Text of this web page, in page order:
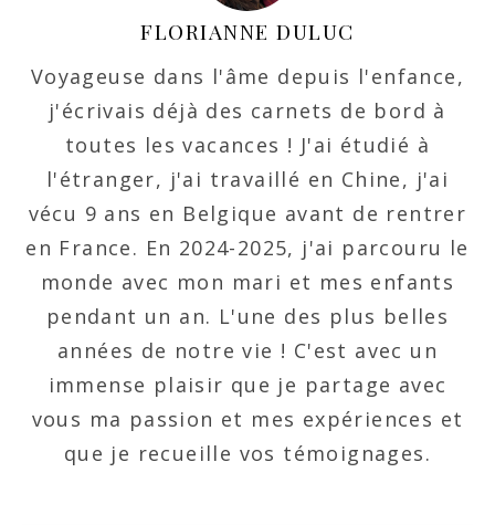
FLORIANNE DULUC
Voyageuse dans l'âme depuis l'enfance,
j'écrivais déjà des carnets de bord à
toutes les vacances ! J'ai étudié à
l'étranger, j'ai travaillé en Chine, j'ai
vécu 9 ans en Belgique avant de rentrer
en France. En 2024-2025, j'ai parcouru le
monde avec mon mari et mes enfants
pendant un an. L'une des plus belles
années de notre vie ! C'est avec un
immense plaisir que je partage avec
vous ma passion et mes expériences et
que je recueille vos témoignages.